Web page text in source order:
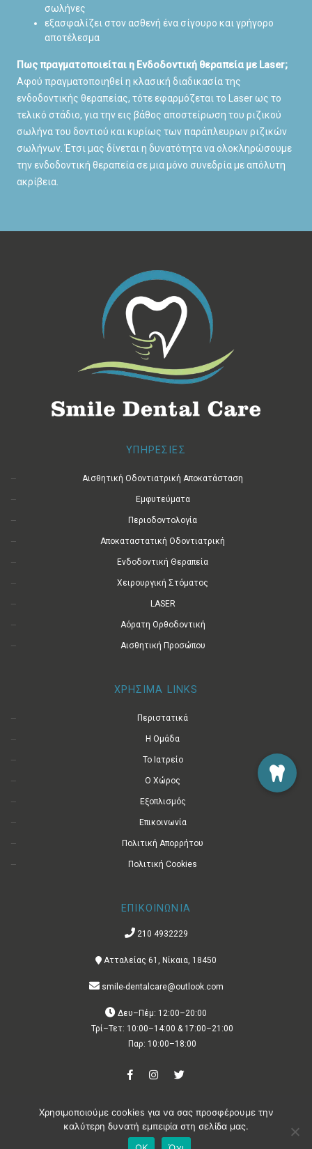
σωλήνες
εξασφαλίζει στον ασθενή ένα σίγουρο και γρήγορο
αποτέλεσμα
Πως πραγματοποιείται η Ενδοδοντική θεραπεία με Laser;
Αφού πραγματοποιηθεί η κλασική διαδικασία της
ενδοδοντικής θεραπείας, τότε εφαρμόζεται το Laser ως το
τελικό στάδιο, για την εις βάθος αποστείρωση του ριζικού
σωλήνα του δοντιού και κυρίως των παράπλευρων ριζικών
σωλήνων. Έτσι μας δίνεται η δυνατότητα να ολοκληρώσουμε
την ενδοδοντική θεραπεία σε μια μόνο συνεδρία με απόλυτη
ακρίβεια.
ΥΠΗΡΕΣΙΕΣ
Αισθητική Οδοντιατρική Αποκατάσταση
Εμφυτεύματα
Περιοδοντολογία
Αποκαταστατική Οδοντιατρική
Ενδοδοντική Θεραπεία
Χειρουργική Στόματος
LASER
Αόρατη Ορθοδοντική
Αισθητική Προσώπου
ΧΡΗΣΙΜΑ LINKS
Περιστατικά
Η Ομάδα
Το Ιατρείο
Ο Χώρος
Εξοπλισμός
Επικοινωνία
Πολιτική Απορρήτου
Πολιτική Cookies
ΕΠΙΚΟΙΝΩΝΙΑ
210 4932229
Ατταλείας 61, Νίκαια, 18450
smile-dentalcare@outlook.com
Δευ–Πέμ: 12:00–20:00
Τρί–Τετ: 10:00–14:00 & 17:00–21:00
Παρ: 10:00–18:00
Copyright © 2021 – All rights reserved | Created with by
Χρησιμοποιούμε cookies για να σας προσφέρουμε την
καλύτερη δυνατή εμπειρία στη σελίδα μας.